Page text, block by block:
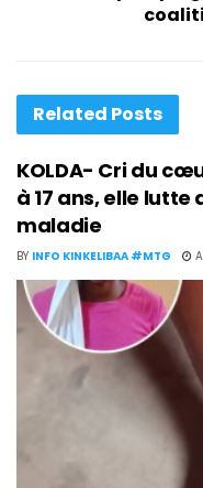
Related Posts
KOLDA- Cri du
à 17 ans, elle lutte
maladie
BY INFO KINKELIBAA #MTG